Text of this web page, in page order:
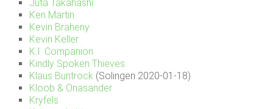
Juta Takahashi
Ken Martin
Kevin Braheny
Kevin Keller
K.I. Companion
Kindly Spoken Thieves
Klaus Buntrock (Solingen 2020-01-18)
Kloob & Onasander
Kryfels